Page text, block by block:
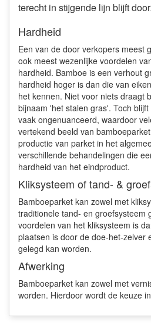
terecht in stijgende lijn blijft
Hardheid
Een van de door verkopers meest
ook meest wezenlijke voordelen
hardheid. Bamboe is een verhout
hardheid hoger is dan die van
het kennen. Niet voor niets draagt
bijnaam 'het stalen gras'. Toch
vaak ongenuanceerd, waardoor
vertekend beeld van
productie van parket in het
verschillende behandelingen die
hardheid van het eindproduct.
Kliksysteem of tand- &
Bamboeparket kan zowel met
traditionele tand- en groefsysteem
voordelen van het kliksysteem is
plaatsen is door de doe-het-zelver
gelegd kan worden.
Afwerking
Bamboeparket kan zowel met
worden. Hierdoor wordt de keuze